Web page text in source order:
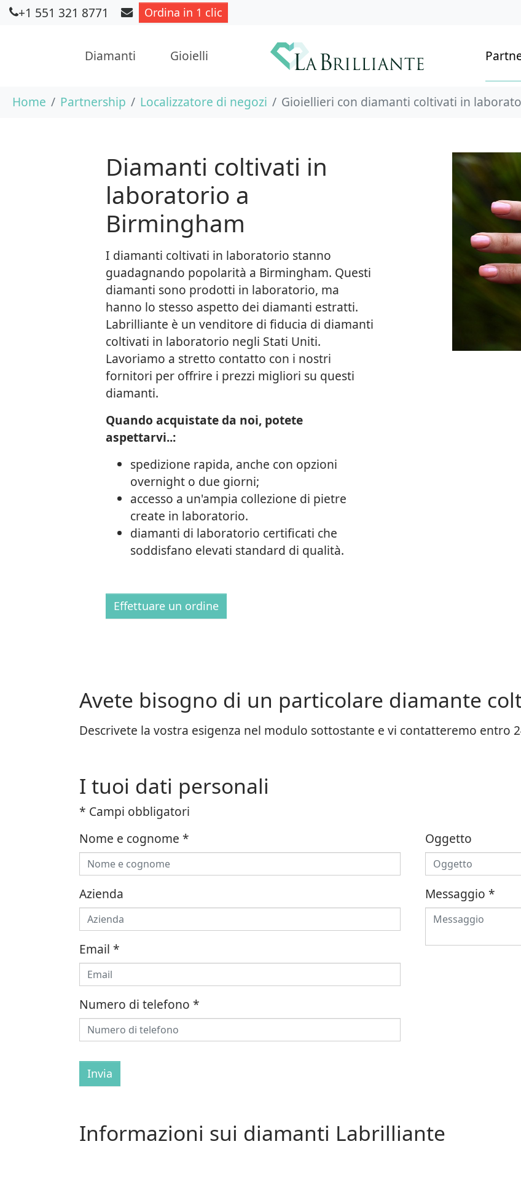
Skip to main content
+1 551 321 8771 Ordina in 1 clic
Diamanti Gioielli
You are here:
Home Partnership Localizzatore di negozi Gioiellieri con diamanti coltivati in
Diamanti coltivati in
laboratorio a
Birmingham
I diamanti coltivati in laboratorio stanno
guadagnando popolarità a Birmingham. Questi
diamanti sono prodotti in laboratorio, ma
hanno lo stesso aspetto dei diamanti estratti.
Labrilliante è un venditore di fiducia di diamanti
coltivati in laboratorio negli Stati Uniti.
Lavoriamo a stretto contatto con i nostri
fornitori per offrire i prezzi migliori su questi
diamanti.
Quando acquistate da noi, potete
aspettarvi..:
spedizione rapida, anche con opzioni
overnight o due giorni;
accesso a un'ampia collezione di pietre
create in laboratorio.
diamanti di laboratorio certificati che
soddisfano elevati standard di qualità.
Effettuare un ordine
Avete bisogno di un particolare diamante
Descrivete la vostra esigenza nel modulo sottostante e vi contatteremo entro
I tuoi dati personali
* Campi obbligatori
Nome e cognome *
Azienda
Email *
Numero di telefono *
Oggetto
Messaggio *
Invia
Informazioni sui diamanti Labrilliante